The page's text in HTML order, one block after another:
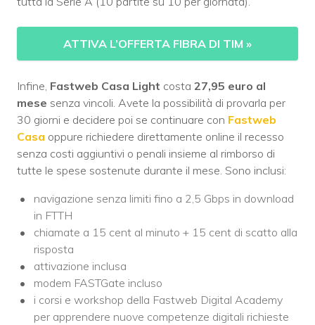
ATTIVA L’OFFERTA FIBRA DI TIM »
Infine, Fastweb Casa Light costa 27,95 euro al
mese senza vincoli. Avete la possibilità di provarla per
30 giorni e decidere poi se continuare con Fastweb
Casa oppure richiedere direttamente online il recesso
senza costi aggiuntivi o penali insieme al rimborso di
tutte le spese sostenute durante il mese. Sono inclusi:
navigazione senza limiti fino a 2,5 Gbps in download
in FTTH
chiamate a 15 cent al minuto + 15 cent di scatto alla
risposta
attivazione inclusa
modem FASTGate incluso
i corsi e workshop della Fastweb Digital Academy
per apprendere nuove competenze digitali richieste